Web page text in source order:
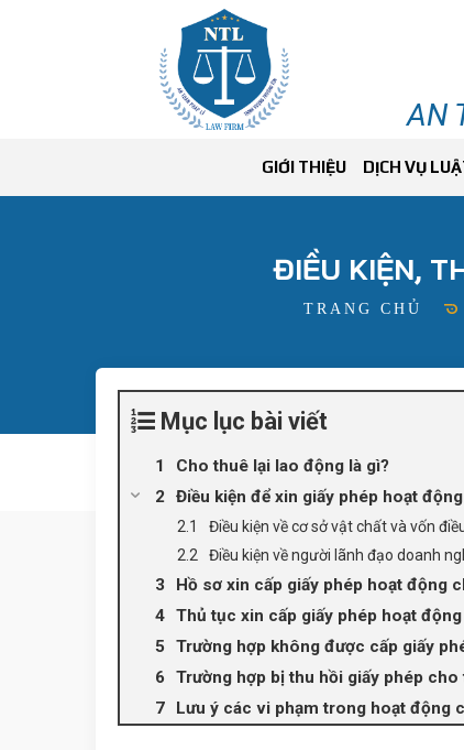
AN
GIỚI THIỆU DỊCH VỤ
ĐIỀU KIỆN,
TRANG CHỦ
Mục lục bài viết
Cho thuê lại lao động là gì?
Điều kiện để xin giấy phép hoạt
Điều kiện về cơ sở vật chất và vốn
Điều kiện về người lãnh đạo doanh
Hồ sơ xin cấp giấy phép hoạt động
Thủ tục xin cấp giấy phép hoạt
Trường hợp không được cấp giấy
Trường hợp bị thu hồi giấy phép cho
Lưu ý các vi phạm trong hoạt động